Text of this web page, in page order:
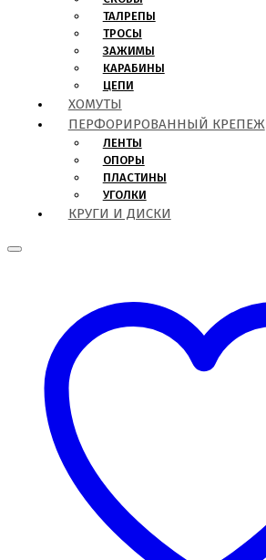
ТАЛРЕПЫ
ТРОСЫ
ЗАЖИМЫ
КАРАБИНЫ
ЦЕПИ
ХОМУТЫ
ПЕРФОРИРОВАННЫЙ КРЕПЕЖ
ЛЕНТЫ
ОПОРЫ
ПЛАСТИНЫ
УГОЛКИ
КРУГИ И ДИСКИ